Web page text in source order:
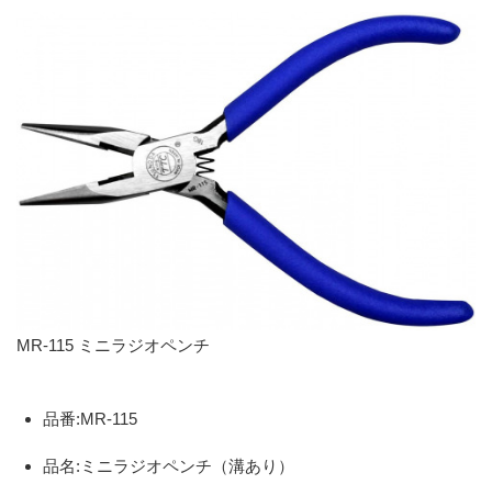
MR-115 ミニラジオペンチ
品番:MR-115
品名:ミニラジオペンチ（溝あり）